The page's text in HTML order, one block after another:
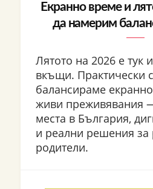
Екранно време и
да намерим
Лятото на 2026 е тук
вкъщи. Практически
балансираме
живи преживявания
места в България,
и реални решения
родители.